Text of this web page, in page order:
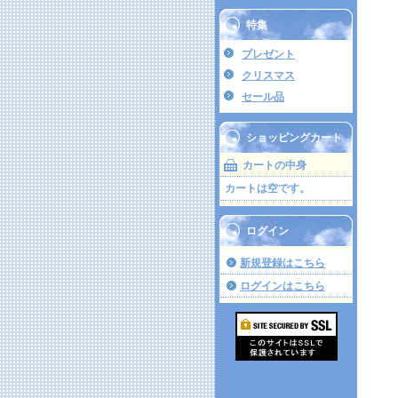
特集
プレゼント
クリスマス
セール品
ショッピングカート
カートの中身
カートは空です。
ログイン
新規登録はこちら
ログインはこちら